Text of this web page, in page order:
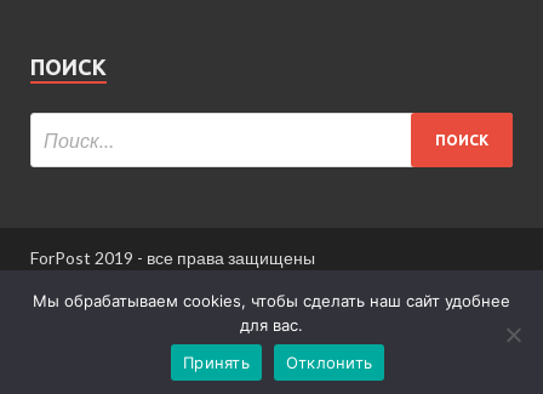
ПОИСК
ForPost 2019 - все права защищены
При использовании материалов сайта ссылка
Информация для пользователей сайта
Мы обрабатываем cookies, чтобы сделать наш сайт удобнее
для вас.
Принять
Отклонить